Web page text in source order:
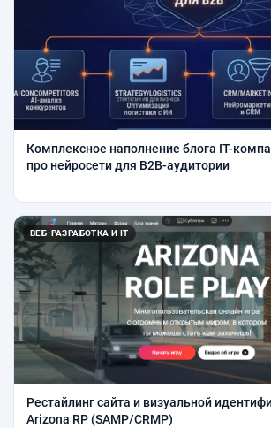
Комплексное наполнение блога IT-
про нейросети для B2B-аудитории
ВЕБ-РАЗРАБОТКА И IT
Рестайлинг сайта и визуальной
Arizona RP (SAMP/CRMP)